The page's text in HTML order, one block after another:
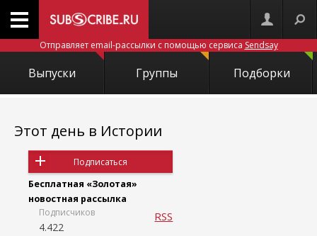
Отправляет email-рассылки с помощью сервиса Sendsay
Выпуски Группы Подборки
Этот день в Истории
Подписаться
Бесплатная «Золотая»
новостная рассылка
Подписчиков
4.422
RSS